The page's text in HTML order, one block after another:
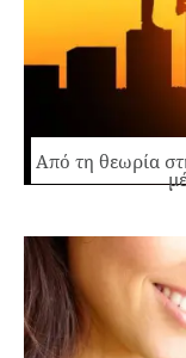
Από τη θεωρία